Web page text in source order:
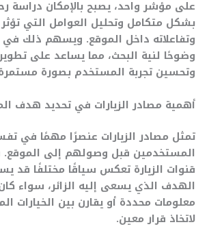
على مؤشر واحد، يصبح بالإمكان دراسة
بشكل متكامل وتحليل العوامل التي
وتفاعلاته داخل الموقع. ويسهم ذلك
وضوحًا لنية البحث، مما يساعد على
وتحسين تجربة المستخدم بصورة
أهمية مصادر الزيارات في تحديد هدف
تمثل مصادر الزيارات عنصرًا مهمًا في
المستخدمين قبل وصولهم إلى
قنوات الزيارة تعكس سياقًا مختلفًا قد
الهدف الذي يسعى إليه الزائر، سواء
معلومات محددة أو يقارن بين الخيارات
لاتخاذ قرار معين.